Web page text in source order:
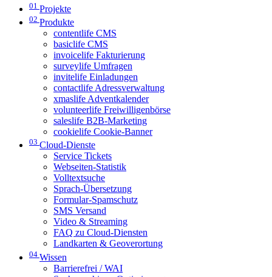
01 Projekte
02 Produkte
contentlife CMS
basiclife CMS
invoicelife Fakturierung
surveylife Umfragen
invitelife Einladungen
contactlife Adressverwaltung
xmaslife Adventkalender
volunteerlife Freiwilligenbörse
saleslife B2B-Marketing
cookielife Cookie-Banner
03 Cloud-Dienste
Service Tickets
Webseiten-Statistik
Volltextsuche
Sprach-Übersetzung
Formular-Spamschutz
SMS Versand
Video & Streaming
FAQ zu Cloud-Diensten
Landkarten & Geoverortung
04 Wissen
Barrierefrei / WAI